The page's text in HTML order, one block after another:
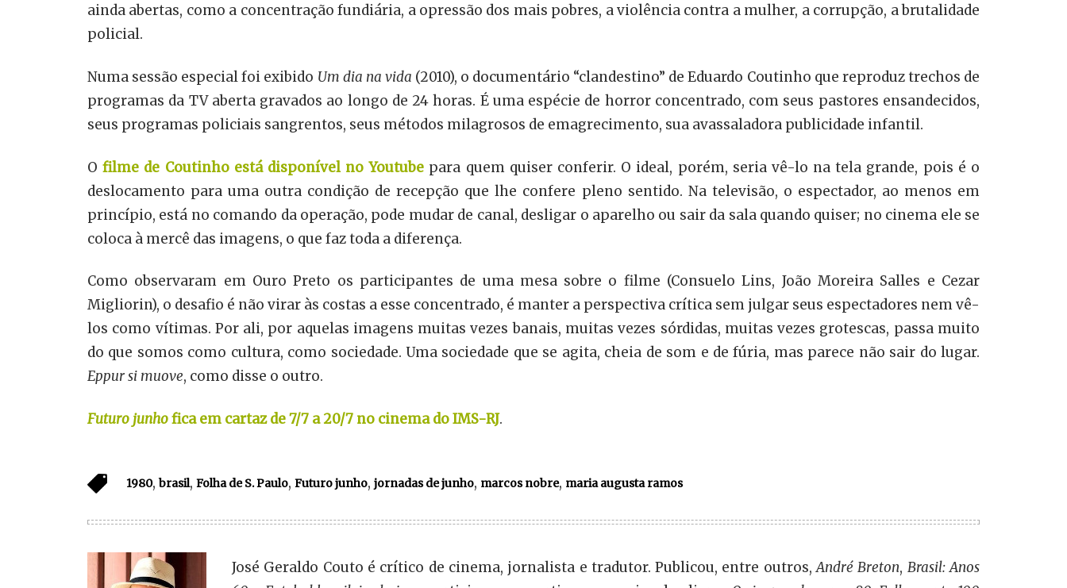
ainda abertas, como a concentração fundiária, a opressão dos mais pobres, a violência contra a mulher, a corrupção, a brutalidade
policial.
Numa sessão especial foi exibido Um dia na vida (2010), o documentário “clandestino” de Eduardo Coutinho que reproduz trechos de
programas da TV aberta gravados ao longo de 24 horas. É uma espécie de horror concentrado, com seus pastores ensandecidos,
seus programas policiais sangrentos, seus métodos milagrosos de emagrecimento, sua avassaladora publicidade infantil.
Ofilme de Coutinho está disponível no Youtube para quem quiser conferir. O ideal, porém, seria vê-lo na tela grande, pois é o
deslocamento para uma outra condição de recepção que lhe confere pleno sentido. Na televisão, o espectador, ao menos em
princípio, está no comando da operação, pode mudar de canal, desligar o aparelho ou sair da sala quando quiser; no cinema ele se
coloca à mercê das imagens, o que faz toda a diferença.
Como observaram em Ouro Preto os participantes de uma mesa sobre o filme (Consuelo Lins, João Moreira Salles e Cezar
Migliorin), o desafio é não virar às costas a esse concentrado, é manter a perspectiva crítica sem julgar seus espectadores nem vê-
los como vítimas. Por ali, por aquelas imagens muitas vezes banais, muitas vezes sórdidas, muitas vezes grotescas, passa muito
do que somos como cultura, como sociedade. Uma sociedade que se agita, cheia de som e de fúria, mas parece não sair do lugar.
Eppur si muove, como disse o outro.
Futuro junhofica em cartaz de 7/7 a 20/7 no cinema do IMS-RJ.
1980,brasil, Folha de S. Paulo, Futuro junho, jornadas de junho, marcos nobre, maria augusta ramos
José Geraldo Couto é crítico de cinema, jornalista e tradutor. Publicou, entre outros,André Breton, Brasil: Anos